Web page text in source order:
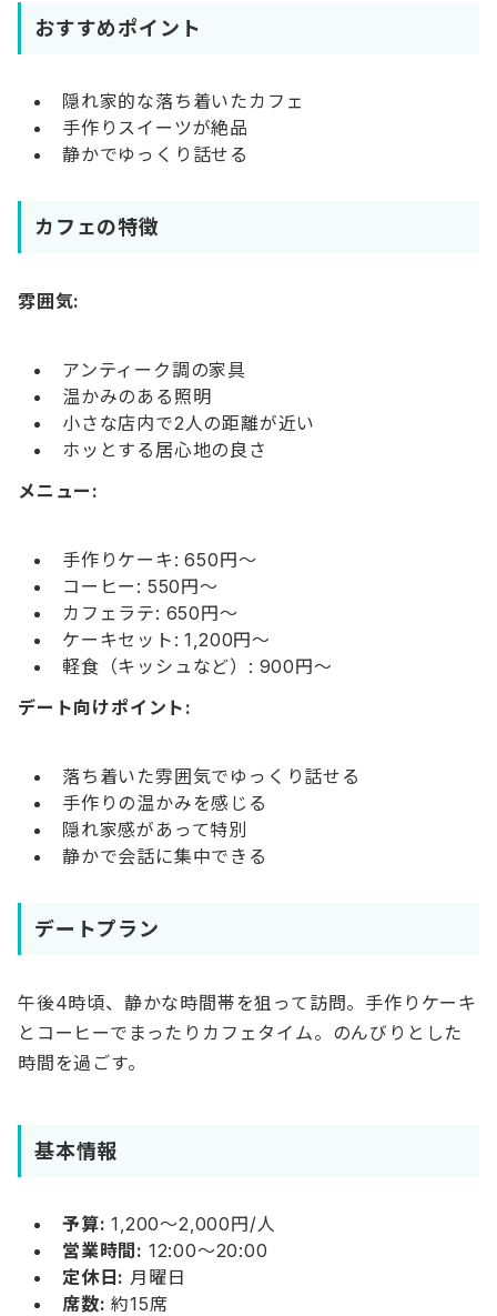
おすすめポイント
隠れ家的な落ち着いたカフェ
手作りスイーツが絶品
静かでゆっくり話せる
カフェの特徴
雰囲気:
アンティーク調の家具
温かみのある照明
小さな店内で2人の距離が近い
ホッとする居心地の良さ
メニュー:
手作りケーキ: 650円〜
コーヒー: 550円〜
カフェラテ: 650円〜
ケーキセット: 1,200円〜
軽食（キッシュなど）: 900円〜
デート向けポイント:
落ち着いた雰囲気でゆっくり話せる
手作りの温かみを感じる
隠れ家感があって特別
静かで会話に集中できる
デートプラン
午後4時頃、静かな時間帯を狙って訪問。手作りケーキ
とコーヒーでまったりカフェタイム。のんびりとした
時間を過ごす。
基本情報
予算: 1,200〜2,000円/人
営業時間: 12:00〜20:00
定休日: 月曜日
席数: 約15席